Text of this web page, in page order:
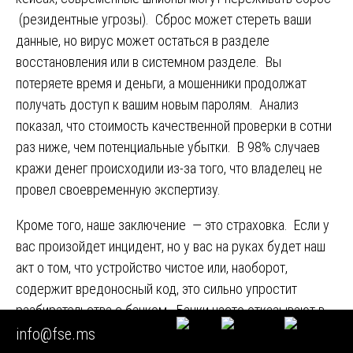
(резидентные угрозы). Сброс может стереть ваши
данные, но вирус может остаться в разделе
восстановления или в системном разделе. Вы
потеряете время и деньги, а мошенники продолжат
получать доступ к вашим новым паролям. Анализ
показал, что стоимость качественной проверки в сотни
раз ниже, чем потенциальные убытки. В 98% случаев
кражи денег происходили из-за того, что владелец не
провел своевременную экспертизу.
Кроме того, наше заключение — это страховка. Если у
вас произойдет инцидент, но у вас на руках будет наш
акт о том, что устройство чистое или, наоборот,
содержит вредоносный код, это сильно упростит
разбирательства с банком. Банки часто отказывают в
страховых выплатах, ссылаясь на «неосторожность».
info@fse.ms